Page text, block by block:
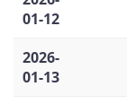
01-12
2026-
01-13